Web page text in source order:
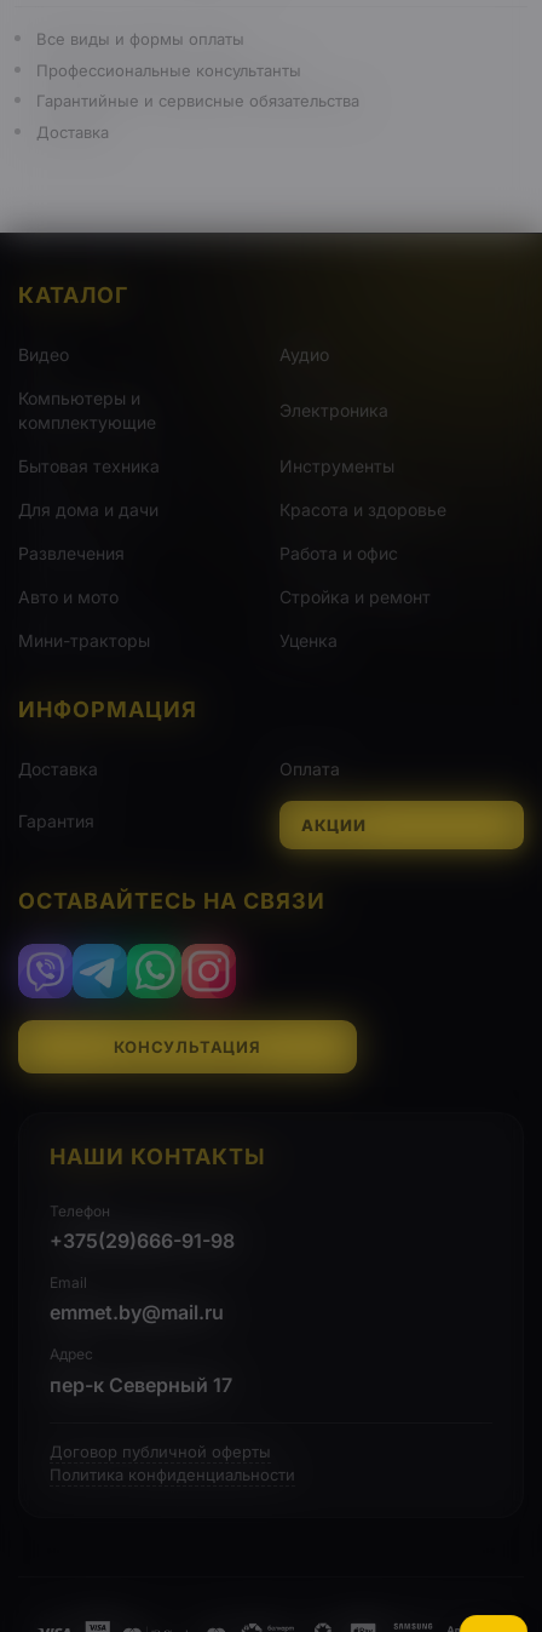
Все виды и формы оплаты
Профессиональные консультанты
Гарантийные и сервисные обязательства
Доставка
КАТАЛОГ
Видео Аудио
Компьютеры и
комплектующие
Электроника
Бытовая техника Инструменты
Для дома и дачи Красота и здоровье
Развлечения Работа и офис
Авто и мото Стройка и ремонт
Мини-тракторы Уценка
ИНФОРМАЦИЯ
Доставка Оплата
Гарантия АКЦИИ
ОСТАВАЙТЕСЬ НА СВЯЗИ
Viber TelegramWhatsAppInstagram
КОНСУЛЬТАЦИЯ
НАШИ КОНТАКТЫ
Телефон
+375(29)666-91-98
Email
emmet.by@mail.ru
Адрес
пер-к Северный 17
Договор публичной оферты
Политика конфиденциальности